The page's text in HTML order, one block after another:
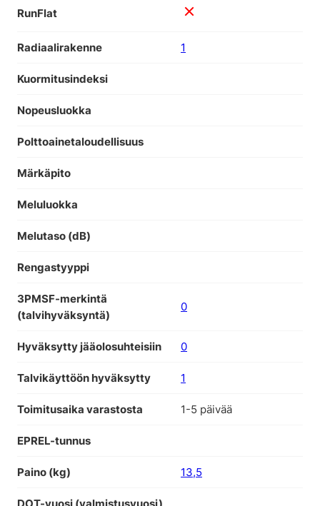
RunFlat
Radiaalirakenne 1
Kuormitusindeksi
Nopeusluokka
Polttoainetaloudellisuus
Märkäpito
Meluluokka
Melutaso (dB)
Rengastyyppi
3PMSF-merkintä
(talvihyväksyntä)
0
Hyväksytty jääolosuhteisiin 0
Talvikäyttöön hyväksytty 1
Toimitusaika varastosta 1-5 päivää
EPREL-tunnus
Paino (kg) 13,5